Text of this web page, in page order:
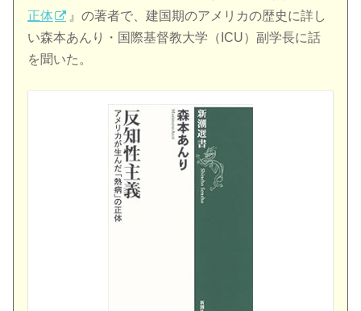
正体
』の著者で、建国期のアメリカの歴史に詳し
い森本あんり・国際基督教大学（ICU）副学長に話
を聞いた。